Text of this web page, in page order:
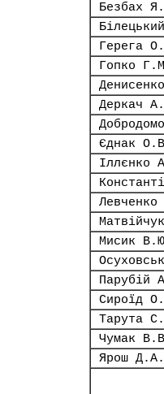
Безбах
Герега
Гопко
Деркач
Єднак
Іллєнко
Мисик
Парубій
Сироїд
Тарута
Чумак
Ярош Д.А.